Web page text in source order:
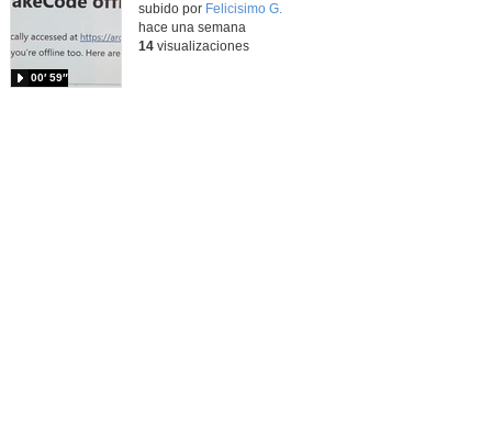
Contenido educativo.
subido por Felicisimo G.
00′ 59″
hace una semana
14visualizaciones